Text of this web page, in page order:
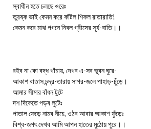
স্বাধীন হতে চলছে ওরেঃ
তুরষ্ক ভাই কেমন করে কাঁটল শিকল রাতারাতি!
কেমন করে মাঝ গগনে নিবল গ্রীসের সূর্য-বাতি।।
রইব না কো বদ্ধ খাঁচায়, দেখব এ-সব ভুবন ঘুরে-
আকাশ বাতাস চন্দ্র-তারায় সাগর-জলে পাহাড়-চুঁড়ে।
আমার সীমার বাঁধন টুটে
দশ দিকেতে পড়ব লুটেঃ
পাতাল ফেড়ে নামব নীচে, ওঠব আবার আকাশ ফুঁড়েঃ
বিশ্ব-জগৎ দেখব আমি আপন হাতের মুঠোয় পুরে।।